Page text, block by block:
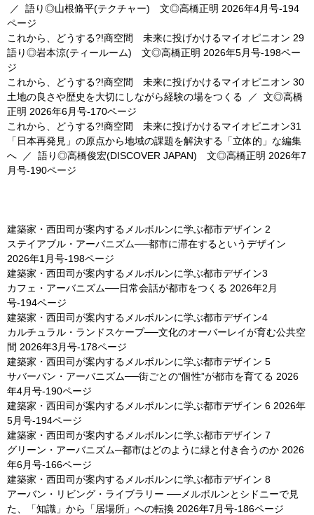
／ 語り◎山根脩平(テクチャー) 文◎高橋正明 2026年4月号-194
ページ
これから、どうする?!商空間 未来に投げかけるマイオピニオン 29
語り◎岩本涼(ティールーム) 文◎高橋正明 2026年5月号-198ペー
ジ
これから、どうする?!商空間 未来に投げかけるマイオピニオン 30
土地の良さや歴史を大切にしながら経験の場をつくる ／ 文◎高橋
正明 2026年6月号-170ページ
これから、どうする?!商空間 未来に投げかけるマイオピニオン31
「日本再発見」の原点から地域の課題を解決する「立体的」な編集
へ ／ 語り◎高橋俊宏(DISCOVER JAPAN) 文◎高橋正明 2026年7
月号-190ページ
建築家・西田司が案内するメルボルンに学ぶ都市デザイン 2
ステイアブル・アーバニズム──都市に滞在するというデザイン
2026年1月号-198ページ
建築家・西田司が案内するメルボルンに学ぶ都市デザイン3
カフェ・アーバニズム──日常会話が都市をつくる 2026年2月
号-194ページ
建築家・西田司が案内するメルボルンに学ぶ都市デザイン4
カルチュラル・ランドスケープ──文化のオーバーレイが育む公共空
間 2026年3月号-178ページ
建築家・西田司が案内するメルボルンに学ぶ都市デザイン 5
サバーバン・アーバニズム──街ごとの“個性”が都市を育てる 2026
年4月号-190ページ
建築家・西田司が案内するメルボルンに学ぶ都市デザイン 6 2026年
5月号-194ページ
建築家・西田司が案内するメルボルンに学ぶ都市デザイン 7
グリーン・アーバニズム─都市はどのように緑と付き合うのか 2026
年6月号-166ページ
建築家・西田司が案内するメルボルンに学ぶ都市デザイン 8
アーバン・リビング・ライブラリー ──メルボルンとシドニーで見
た、「知識」から「居場所」への転換 2026年7月号-186ページ